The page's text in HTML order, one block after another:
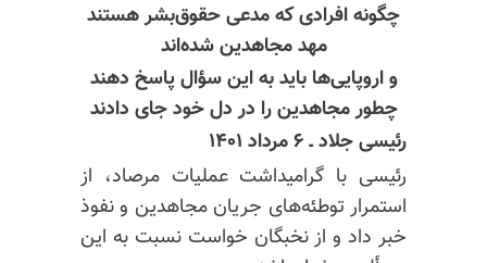
چگونه افرادی که مدعی حقوق‌بشر هستند
مهد مجاهدین شده‌اند
و اروپایی‌ها باید به این سؤال پاسخ دهند
چطور مجاهدین را در دل خود جای دادند
رئیسی جلاد ـ ۶ مرداد ۱۴۰۱
رئیسی با گرامیداشت عملیات مرصاد، از
استمرار توطئه‌های جریان مجاهدین و نفوذ
خبر داد و از نخبگان خواست نسبت به این